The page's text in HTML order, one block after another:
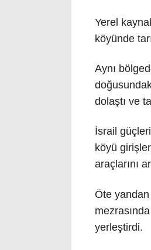
Yerel
köyünde
Aynı
dolaştı ve
İsrail
köyü
araçlarını
Öte yandan
yerleştirdi.